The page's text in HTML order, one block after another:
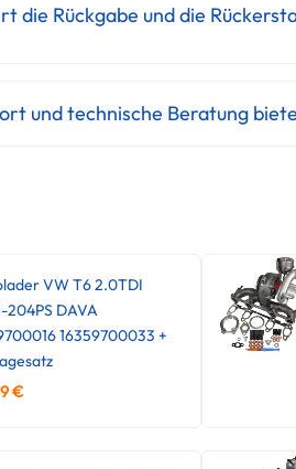
die Rückgabe und die
und technische Beratung
VW T6 2.0TDI
204PS DAVA
16359700033 +
€